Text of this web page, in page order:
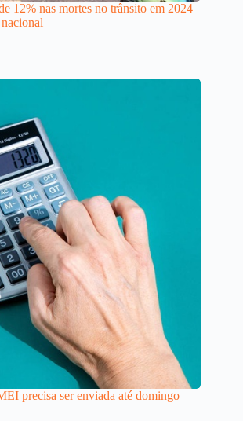
12% nas mortes no trânsito em 2024
precisa ser enviada até domingo